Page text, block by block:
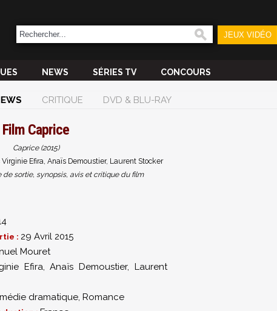
JEUX VIDÉO
NEWS SÉRIES TV CONCOURS
CRITIQUE DVD & BLU-RAY
Film Caprice
Caprice (2015)
Efira, Anaïs Demoustier, Laurent Stocker
de sortie, synopsis, avis et critique du film
: 29 Avril 2015
Mouret
Efira,Anaïs Demoustier,Laurent
dramatique, Romance